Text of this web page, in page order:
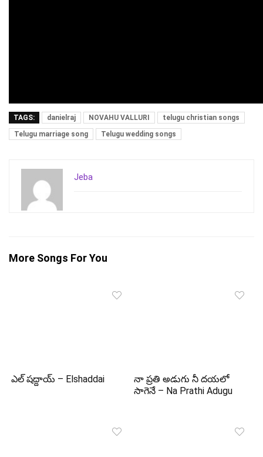
TAGS: danielraj NOVAHU VALLURI
telugu christian songs
Telugu marriage song
Telugu wedding songs
Jeba
More Songs For You
ఎల్ షద్దాయ్ – Elshaddai
నా ప్రతి అడుగు నీ దయలో
సాగెనే – Na Prathi Adugu